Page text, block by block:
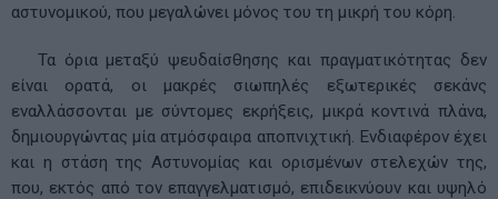
αστυνομικού, που μεγαλώνει μόνος του τη μικρή του κόρη.
Τα όρια μεταξύ ψευδαίσθησης και πραγματικότητας δεν
είναι ορατά, οι μακρές σιωπηλές εξωτερικές σεκάνς
εναλλάσσονται με σύντομες εκρήξεις, μικρά κοντινά πλάνα,
δημιουργώντας μία ατμόσφαιρα αποπνιχτική. Ενδιαφέρον έχει
και η στάση της Αστυνομίας και ορισμένων στελεχών της,
που, εκτός από τον επαγγελματισμό, επιδεικνύουν και υψηλό